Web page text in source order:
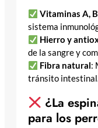
Vitaminas A,
sistema
Hierro y
de la sangre y
Fibra natural:
tránsito
¿La
para los